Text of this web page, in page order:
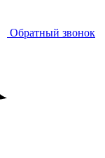
Обратный звонок